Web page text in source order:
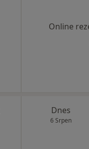
Online
Dnes
6 Srpen